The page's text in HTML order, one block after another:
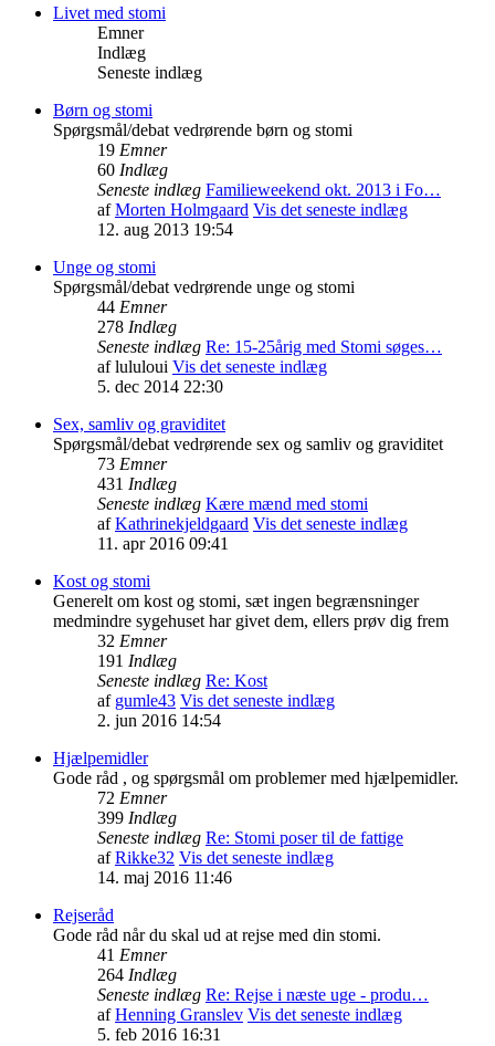
Livet med stomi
Emner
Indlæg
Seneste indlæg
Børn og stomi
Spørgsmål/debat vedrørende børn og stomi
19 Emner
60 Indlæg
Seneste indlæg Familieweekend okt. 2013 i Fo…
afMorten Holmgaard Vis det seneste indlæg
12. aug 2013 19:54
Unge og stomi
Spørgsmål/debat vedrørende unge og stomi
44 Emner
278 Indlæg
Seneste indlæg Re: 15-25årig med Stomi søges…
aflululoui Vis det seneste indlæg
5. dec 2014 22:30
Sex, samliv og graviditet
Spørgsmål/debat vedrørende sex og samliv og graviditet
73 Emner
431 Indlæg
Seneste indlæg Kære mænd med stomi
afKathrinekjeldgaard Vis det seneste indlæg
11. apr 2016 09:41
Kost og stomi
Generelt om kost og stomi, sæt ingen begrænsninger
medmindre sygehuset har givet dem, ellers prøv dig frem
32 Emner
191 Indlæg
Seneste indlæg Re: Kost
af gumle43 Vis det seneste indlæg
2. jun 2016 14:54
Hjælpemidler
Gode råd , og spørgsmål om problemer med hjælpemidler.
72 Emner
399 Indlæg
Seneste indlæg Re: Stomi poser til de fattige
afRikke32 Vis det seneste indlæg
14. maj 2016 11:46
Rejseråd
Gode råd når du skal ud at rejse med din stomi.
41 Emner
264 Indlæg
Seneste indlæg Re: Rejse i næste uge - produ…
afHenning Granslev Vis det seneste indlæg
5. feb 2016 16:31